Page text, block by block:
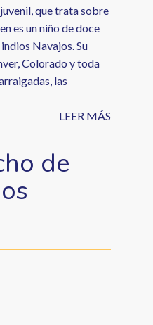
que trata sobre
es un niño de doce
Navajos. Su
Colorado y toda
las
LEER MÁS
de